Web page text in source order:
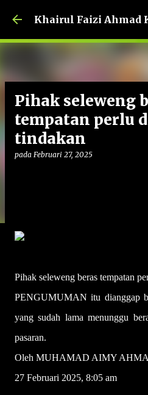
Langkau ke
Khairul Faizi Ahmad
Pihak seleweng
tempatan perlu
tindakan
pada Februari 27, 2025
Pihak seleweng beras tempatan
PENGUMUMAN itu dianggap
yang sudah lama menunggu
pasaran.
Oleh MUHAMAD AIMY
27 Februari 2025, 8:05 am